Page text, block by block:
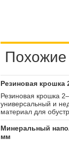
Резиновая крошка
Резиновая крошка
универсальный и
материал для
спортивных и
можно
других фракций,
Минеральный
мм